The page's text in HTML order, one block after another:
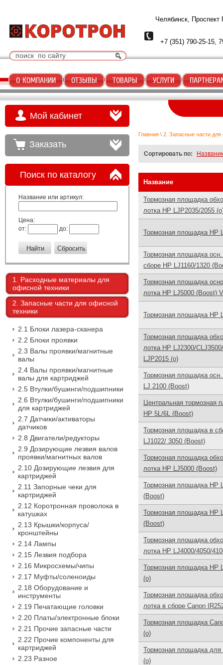
Челябинск,
+7 (351) 790-25-15,
О КОМПАНИИ ОТЗЫВЫ ТОВАРЫ УСЛУГИ
Мой кабинет
Заказать
Поиск по каталогу
Название или артикул:
Цена:
от:
до:
1. Расходные материалы для
офисной техники
2. Запасные части для офисной
техники
2.1 Блоки лазера-сканера
2.2 Блоки проявки
2.3 Валы проявки/магнитные
валы
2.4 Валы проявки/магнитные
валы для картриджей
2.5 Втулки/бушинги/подшипники
2.6 Втулки/бушинги/подшипники
для картриджей
2.7 Датчики/активаторы
датчиков
2.8 Двигатели/редукторы
2.9 Дозирующие лезвия валов
проявки/магнитных валов
2.10 Дозирующие лезвия для
картриджей
2.11 Запорные чеки для
картриджей
2.12 Коротронная проволока в
катушках
2.13 Крышки/корпуса/
кронштейны
2.14 Лампы
2.15 Лезвия подбора
2.16 Микросхемы/чипы
2.17 Муфты/соленоиды
2.18 Оборудование и
инструменты
2.19 Печатающие головки
2.20 Платы/электронные блоки
2.21 Прочие запасные части
2.22 Прочие компоненты для
картриджей
2.23 Разное
Главная \ 2. Запасные части для
Сортировать по:
Название
Тормозная площадка
лотка HP LJP2035/2055
Тормозная площадка HP
Тормозная площадка осн.
сборе HP LJ1160/1320
Тормозная площадка
лотка HP LJ5000 (Boost)
Тормозная площадка HP
Тормозная площадка
лотка HP LJ2300/
LJP2015 (o)
Тормозная площадка осн.
LJ 2100 (Boost)
Центральная тормозная
HP 5L/6L (Boost)
Тормозная площадка в
LJ1022/ 3050 (Boost)
Тормозная площадка
лотка HP LJ5000 (Boost)
Тормозная площадка HP
(Boost)
Тормозная площадка HP
(Boost)
Тормозная площадка
лотка HP LJ4000/4050/
Тормозная площадка HP
(o)
Тормозная площадка
лотка в сборе Canon
Тормозная площадка
(o)
Тормозная площадка для
(o)